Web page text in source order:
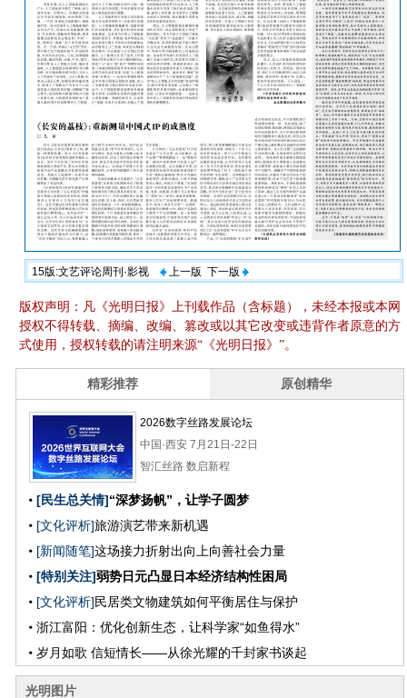
15版:文艺评论周刊·影视 上一版 下一版
版权声明：凡《光明日报》上刊载作品（含标题），未经本报或本网
授权不得转载、摘编、改编、篡改或以其它改变或违背作者原意的方
式使用，授权转载的请注明来源“《光明日报》”。